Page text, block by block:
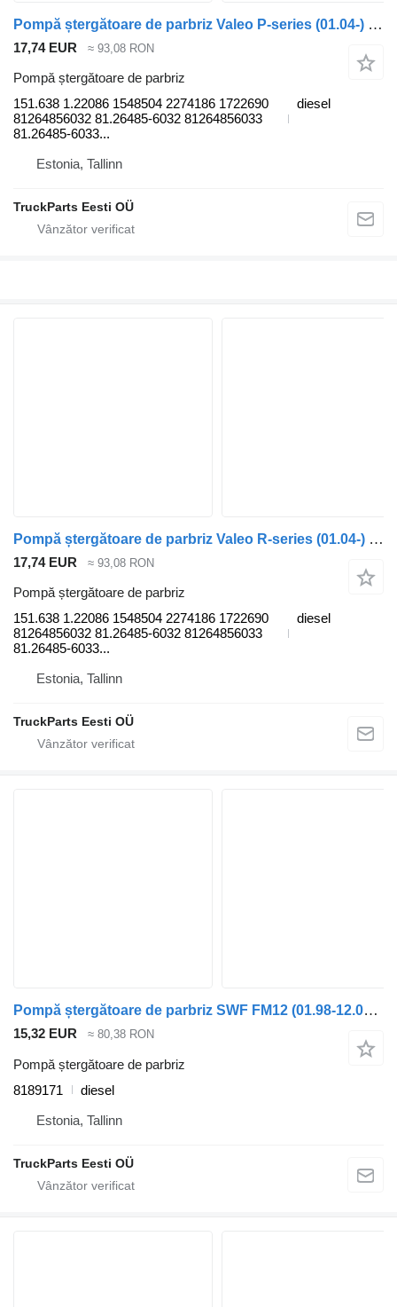
Pompă ștergătoare de parbriz Valeo P-series (01.04-) 151.638 1.22086 pentru cap tractor Scania P,G,R,T-series (2004-2017)
17,74 EUR ≈ 93,08 RON
Pompă ștergătoare de parbriz
151.638 1.22086 1548504 2274186 1722690
81264856032 81.26485-6032 81264856033
81.26485-6033...
diesel
Estonia, Tallinn
TruckParts Eesti OÜ
Pompă ștergătoare de parbriz Valeo R-series (01.04-) 151.638 1.22086 pentru cap tractor Scania P,G,R,T-series (2004-2017)
17,74 EUR ≈ 93,08 RON
Pompă ștergătoare de parbriz
151.638 1.22086 1548504 2274186 1722690
81264856032 81.26485-6032 81264856033
81.26485-6033...
diesel
Estonia, Tallinn
TruckParts Eesti OÜ
Pompă ștergătoare de parbriz SWF FM12 (01.98-12.05) 8189171 pentru cap tractor Volvo FM7-FM12, FM, FMX (1998-2014)
15,32 EUR ≈ 80,38 RON
Pompă ștergătoare de parbriz
8189171
diesel
Estonia, Tallinn
TruckParts Eesti OÜ